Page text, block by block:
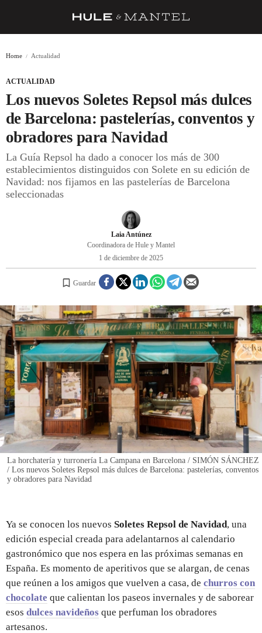
BARRAS Y ESTRELLAS
DÓNDE COMER
ÍDOLOS DE MESAS
CUADERNO DE VIAJE
INICIAR SESIÓN
Home Actualidad
ACTUALIDAD
Los nuevos Soletes Repsol más dulces
de Barcelona: pastelerías, conventos y
obradores para Navidad
La Guía Repsol ha dado a conocer los más de 300
establecimientos distinguidos con Solete en su edición de
Navidad: nos fijamos en las pastelerías de Barcelona
seleccionadas
Laia Antúnez
Coordinadora de Hule y Mantel
1 de diciembre de 2025
Guardar
La horchatería y turronería La Campana en Barcelona / SIMÓN SÁNCHEZ
/ Los nuevos Soletes Repsol más dulces de Barcelona: pastelerías, conventos
y obradores para Navidad
Ya se conocen los nuevos Soletes Repsol de Navidad, una
edición especial creada para adelantarnos al calendario
gastronómico que nos espera en las próximas semanas en
España. Es momento de aperitivos que se alargan, de cenas
que reúnen a los amigos que vuelven a casa, de churros con
chocolate que calientan los paseos invernales y de saborear
esos dulces navideños que perfuman los obradores
artesanos.